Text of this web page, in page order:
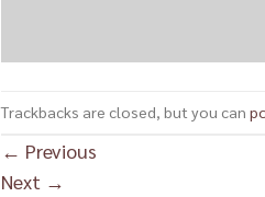
Trackbacks are closed, but you can
← Previous
Next →